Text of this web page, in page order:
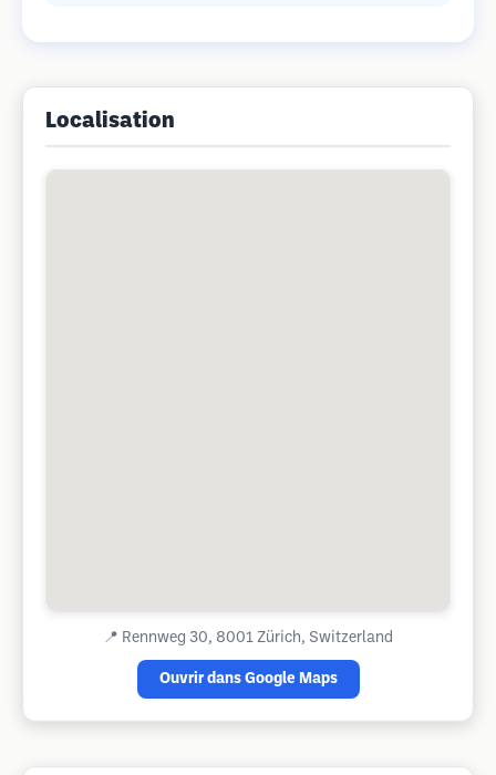
Localisation
📍 Rennweg 30, 8001 Zürich, Switzerland
Ouvrir dans Google Maps